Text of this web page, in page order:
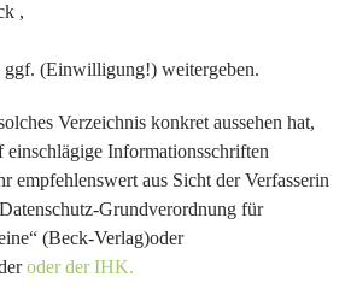
,
ggf. (Einwilligung!) weitergeben.
Verzeichnis konkret aussehen hat,
einschlägige Informationsschriften
empfehlenswert aus Sicht der Verfasserin
Grundverordnung für
(Beck-Verlag)oder
oder der IHK.